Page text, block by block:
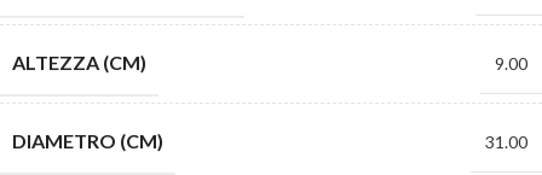
ALTEZZA (CM) 9.00
DIAMETRO (CM) 31.00